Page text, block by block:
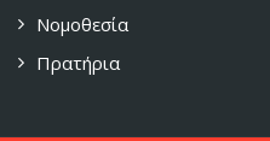
Νομοθεσία
Πρατήρια